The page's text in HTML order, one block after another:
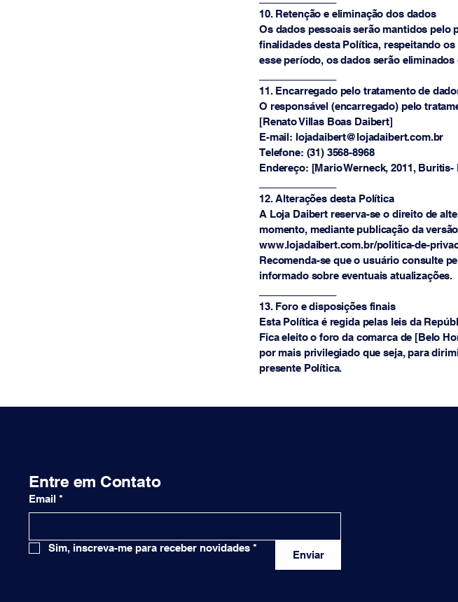
10. Retenção e eliminação dos dados
Os dados pessoais serão mantidos pelo
finalidades desta Política, respeitando
esse período, os dados serão
11. Encarregado pelo tratamento de
O responsável (encarregado) pelo
[Renato Villas Boas Daibert]
E-mail: lojadaibert@lojadaibert.com.br
Telefone: (31) 3568-8968
Endereço: [Mario Werneck, 2011, Buritis-
12. Alterações desta Política
A Loja Daibert reserva-se o direito de
momento, mediante publicação da
www.lojadaibert.com.br/politica-de-
Recomenda-se que o usuário consulte
informado sobre eventuais atualizações.
13. Foro e disposições finais
Esta Política é regida pelas leis da
Fica eleito o foro da comarca de [Belo
por mais privilegiado que seja, para
presente Política.
Entre em Contato
Email *
Sim, inscreva-me para receber novidades *
Enviar